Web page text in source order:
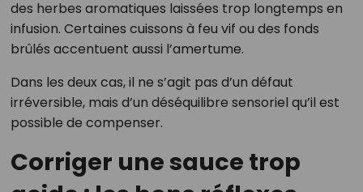
des herbes aromatiques laissées trop longtemps en
infusion. Certaines cuissons à feu vif ou des fonds
brûlés accentuent aussi l’amertume.
Dans les deux cas, il ne s’agit pas d’un défaut
irréversible, mais d’un déséquilibre sensoriel qu’il est
possible de compenser.
Corriger une sauce trop